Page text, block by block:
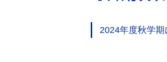
2024年度秋学